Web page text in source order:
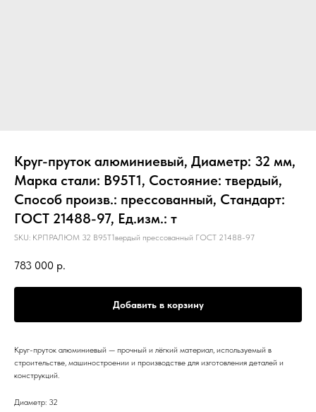
Круг-пруток алюминиевый, Диаметр: 32 мм,
Марка стали: В95Т1, Состояние: твердый,
Способ произв.: прессованный, Стандарт:
ГОСТ 21488-97, Ед.изм.: т
SKU: КРПРАЛЮМ 32 В95Т1вердый прессованный ГОСТ 21488-97
783 000 р.
Добавить в корзину
Круг-пруток алюминиевый — прочный и лёгкий материал, используемый в
строительстве, машиностроении и производстве для изготовления деталей и
конструкций.
Диаметр: 32